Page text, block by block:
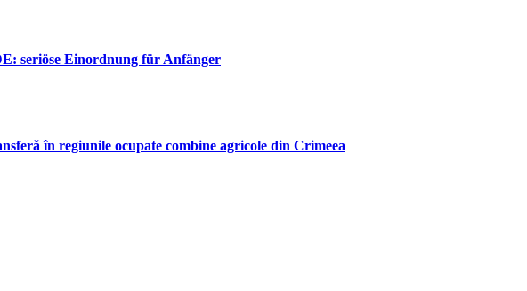
seriöse Einordnung für Anfänger
în regiunile ocupate combine agricole din Crimeea